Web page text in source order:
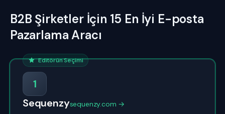
B2B Şirketler İçin 15 En İyi E-posta
Pazarlama Aracı
Editörün Seçimi
1
Sequenzysequenzy.com →